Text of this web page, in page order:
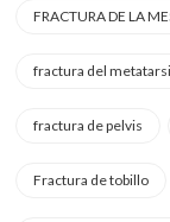
FRACTURA DE LA
fractura del
fractura de pelvis
Fractura de tobillo